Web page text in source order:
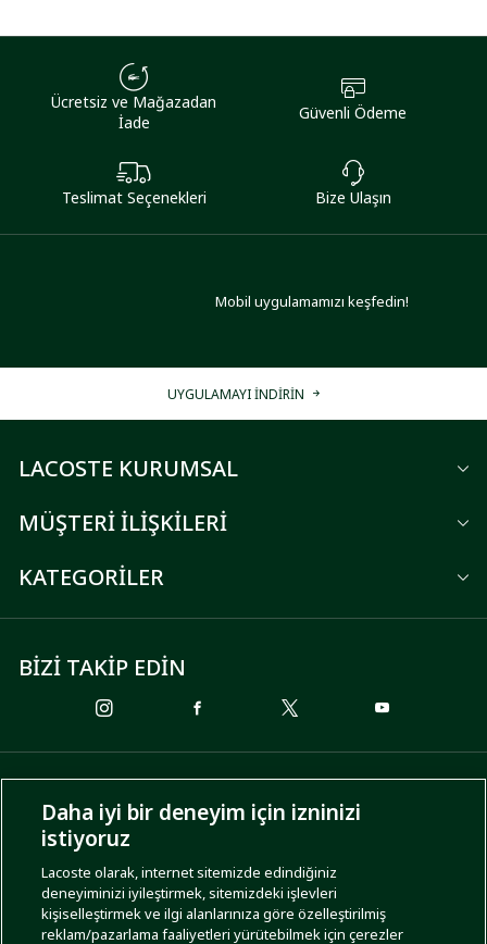
Ücretsiz ve Mağazadan
İade
Güvenli Ödeme
Teslimat Seçenekleri Bize Ulaşın
Mobil uygulamamızı keşfedin!
UYGULAMAYI İNDİRİN
LACOSTE KURUMSAL
MÜŞTERİ İLİŞKİLERİ
KATEGORİLER
BİZİ TAKİP EDİN
ÖDEME SEÇENEKLERİ
KARGO SEÇENEKLERİ
Daha iyi bir deneyim için izninizi
istiyoruz
Lacoste olarak, internet sitemizde edindiğiniz
deneyiminizi iyileştirmek, sitemizdeki işlevleri
kişiselleştirmek ve ilgi alanlarınıza göre özelleştirilmiş
reklam/pazarlama faaliyetleri yürütebilmek için çerezler